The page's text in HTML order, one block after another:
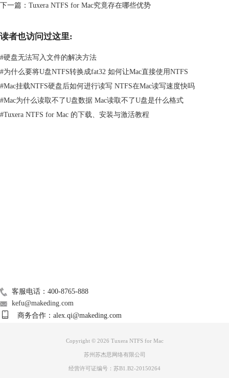
输入，直接点击“激活”按钮激活软件。
4、随后，Tuxera NTFS软件便被成功激活了，且跳出完成提示框。
下一篇： Tuxera NTFS for Mac究竟存在哪些优势
读者也访问过这里:
#硬盘无法写入文件的解决方法
#为什么要将U盘NTFS转换成fat32 如何让Mac直接使用NTFS
#Mac挂载NTFS硬盘后如何进行读写 NTFS在Mac读写速度快吗
#Mac为什么读取不了U盘数据 Mac读取不了U盘是什么格式
#Tuxera NTFS for Mac 的下载、安装与激活教程
客服电话：400-8765-888
kefu@makeding.com
商务合作：alex.qi@makeding.com
Copyright © 2026 Tuxera NTFS for Mac
苏州苏杰思网络有限公司
经营许可证编号：苏B1.B2-20150264